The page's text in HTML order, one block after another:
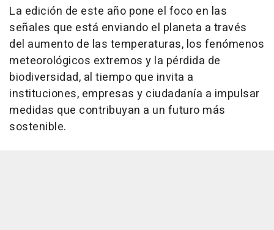
La edición de este año pone el foco en las
señales que está enviando el planeta a través
del aumento de las temperaturas, los fenómenos
meteorológicos extremos y la pérdida de
biodiversidad, al tiempo que invita a
instituciones, empresas y ciudadanía a impulsar
medidas que contribuyan a un futuro más
sostenible.